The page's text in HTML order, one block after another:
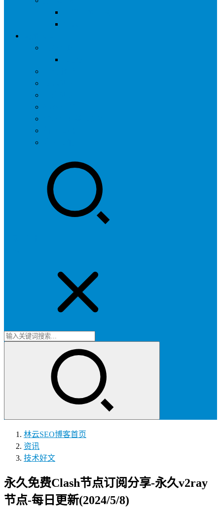
林云SEO博客首页
资讯
技术好文
永久免费Clash节点订阅分享-永久v2ray
节点-每日更新(2024/5/8)